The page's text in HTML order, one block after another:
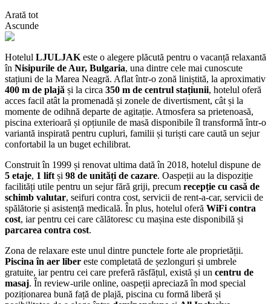
Arată tot
Ascunde
Hotelul LJULJAK este o alegere plăcută pentru o vacanță relaxantă
în Nisipurile de Aur, Bulgaria, una dintre cele mai cunoscute
stațiuni de la Marea Neagră. Aflat într-o zonă liniștită, la aproximativ
400 m de plajă și la circa 350 m de centrul stațiunii, hotelul oferă
acces facil atât la promenadă și zonele de divertisment, cât și la
momente de odihnă departe de agitație. Atmosfera sa prietenoasă,
piscina exterioară și opțiunile de masă disponibile îl transformă într-o
variantă inspirată pentru cupluri, familii și turiști care caută un sejur
confortabil la un buget echilibrat.
Construit în 1999 și renovat ultima dată în 2018, hotelul dispune de
5 etaje, 1 lift și 98 de unități de cazare. Oaspeții au la dispoziție
facilități utile pentru un sejur fără griji, precum recepție cu casă de
schimb valutar, seifuri contra cost, servicii de rent-a-car, servicii de
spălătorie și asistență medicală. În plus, hotelul oferă WiFi contra
cost, iar pentru cei care călătoresc cu mașina este disponibilă și
parcarea contra cost.
Zona de relaxare este unul dintre punctele forte ale proprietății.
Piscina în aer liber este completată de șezlonguri și umbrele
gratuite, iar pentru cei care preferă răsfățul, există și un centru de
masaj. În review-urile online, oaspeții apreciază în mod special
poziționarea bună față de plajă, piscina cu formă liberă și